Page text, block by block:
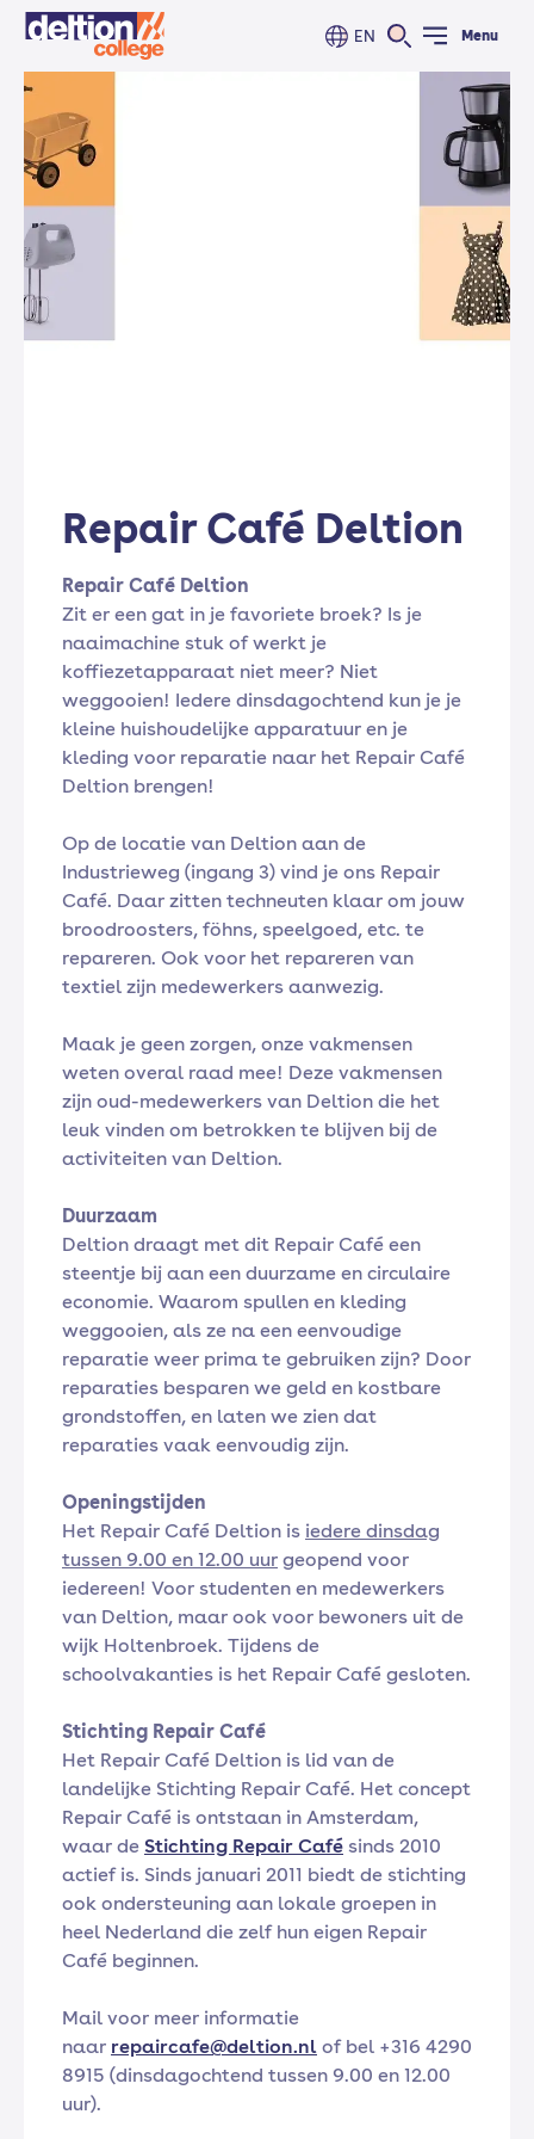
EN Menu
Repair Café Deltion
Repair Café Deltion
Zit er een gat in je favoriete broek? Is je
naaimachine stuk of werkt je
koffiezetapparaat niet meer? Niet
weggooien! Iedere dinsdagochtend kun je je
kleine huishoudelijke apparatuur en je
kleding voor reparatie naar het Repair Café
Deltion brengen!
Op de locatie van Deltion aan de
Industrieweg (ingang 3) vind je ons Repair
Café. Daar zitten techneuten klaar om jouw
broodroosters, föhns, speelgoed, etc. te
repareren. Ook voor het repareren van
textiel zijn medewerkers aanwezig.
Maak je geen zorgen, onze vakmensen
weten overal raad mee! Deze vakmensen
zijn oud-medewerkers van Deltion die het
leuk vinden om betrokken te blijven bij de
activiteiten van Deltion.
Duurzaam
Deltion draagt met dit Repair Café een
steentje bij aan een duurzame en circulaire
economie. Waarom spullen en kleding
weggooien, als ze na een eenvoudige
reparatie weer prima te gebruiken zijn? Door
reparaties besparen we geld en kostbare
grondstoffen, en laten we zien dat
reparaties vaak eenvoudig zijn.
Openingstijden
Het Repair Café Deltion is iedere dinsdag
tussen 9.00 en 12.00 uur geopend voor
iedereen! Voor studenten en medewerkers
van Deltion, maar ook voor bewoners uit de
wijk Holtenbroek. Tijdens de
schoolvakanties is het Repair Café gesloten.
Stichting Repair Café
Het Repair Café Deltion is lid van de
landelijke Stichting Repair Café. Het concept
Repair Café is ontstaan in Amsterdam,
waar de Stichting Repair Café sinds 2010
actief is. Sinds januari 2011 biedt de stichting
ook ondersteuning aan lokale groepen in
heel Nederland die zelf hun eigen Repair
Café beginnen.
Mail voor meer informatie
naar repaircafe@deltion.nl of bel +316 4290
8915 (dinsdagochtend tussen 9.00 en 12.00
uur).